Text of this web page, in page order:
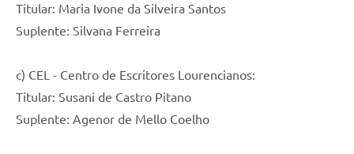
Titular: Maria Ivone da Silveira Santos
Suplente: Silvana Ferreira
c) CEL - Centro de Escritores Lourencianos:
Titular: Susani de Castro Pitano
Suplente: Agenor de Mello Coelho